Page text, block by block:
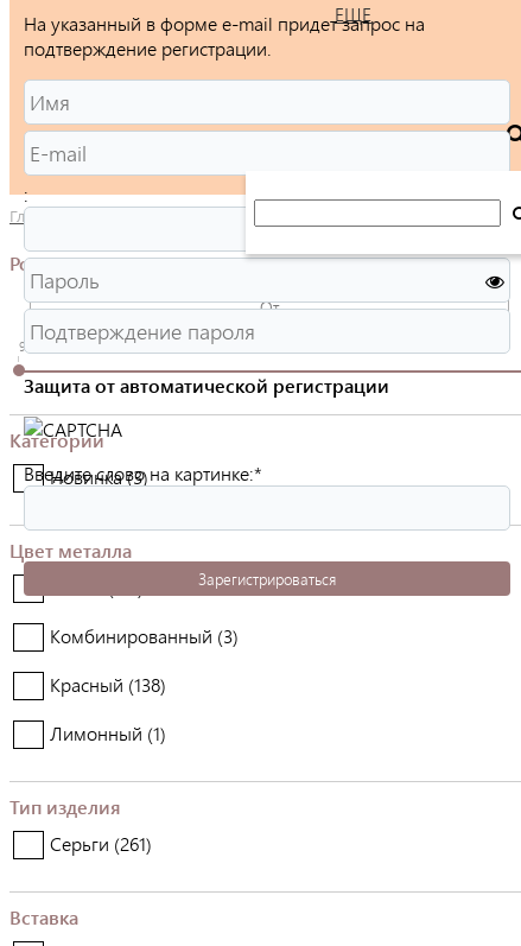
ЕЩЕ
Главная
Розничная цена
900
Категории
Новинка (3)
Цвет металла
Комбинированный (3)
Красный (138)
Лимонный (1)
Тип изделия
Серьги (261)
Вставка
На указанный в форме e-mail придет запрос на
подтверждение регистрации.
:
Защита от автоматической регистрации
Введите слово на картинке:*
Зарегистрироваться